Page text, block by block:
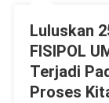
Luluskan
FISIPOL
Terjadi
Proses